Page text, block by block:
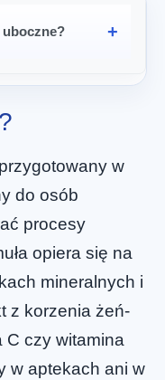
w
do osób
procesy
opiera się na
mineralnych i
z korzenia żeń-
C czy witamina
w aptekach ani w